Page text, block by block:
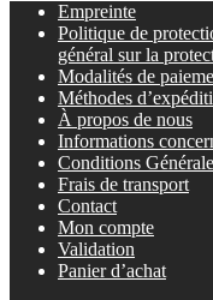
Empreinte
Politique de
général sur la
Modalités de
Méthodes
À propos de nous
Informations
Conditions
Frais de transport
Contact
Mon compte
Validation
Panier d’achat